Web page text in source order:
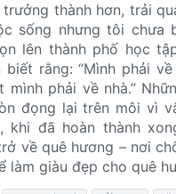
thành hơn, trải
sống nhưng tôi chưa
lên thành phố học
rằng: “Mình phải
phải về nhà.”
đọng lại trên môi vì
khi đã hoàn thành
về quê hương – nơi
làm giàu đẹp cho quê